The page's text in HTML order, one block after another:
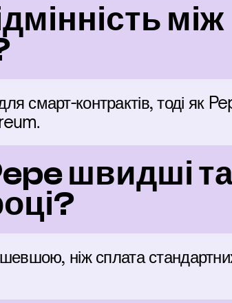
між
смарт-контрактів, тоді як
швидші
ніж сплата стандартних